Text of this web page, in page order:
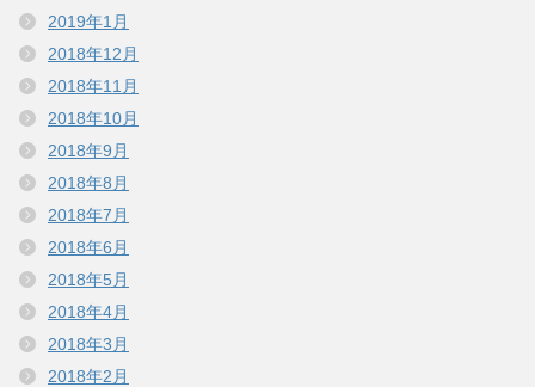
2019年1月
2018年12月
2018年11月
2018年10月
2018年9月
2018年8月
2018年7月
2018年6月
2018年5月
2018年4月
2018年3月
2018年2月